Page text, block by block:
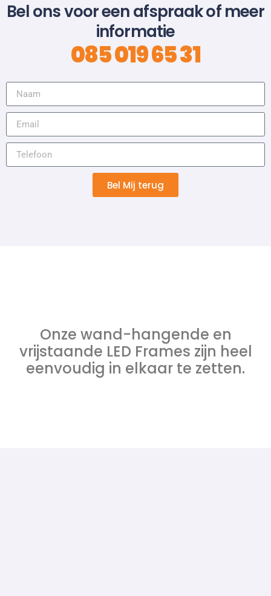
Bel ons voor een afspraak of meer
informatie
085 019 65 31
Bel Mij terug
Onze wand-hangende en
vrijstaande LED Frames zijn heel
eenvoudig in elkaar te zetten.